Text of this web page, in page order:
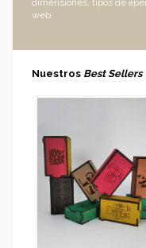
web.
Nuestros Best Sellers